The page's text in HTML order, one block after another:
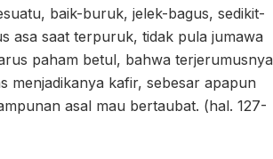
baik-buruk, jelek-bagus, sedikit-
asa saat terpuruk, tidak pula jumawa
paham betul, bahwa terjerumusnya
menjadikanya kafir, sebesar apapun
asal mau bertaubat. (hal. 127-